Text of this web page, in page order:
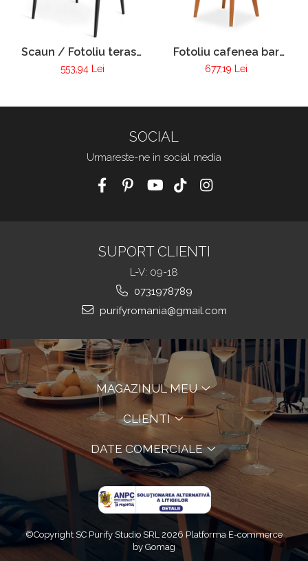
Scaun / Fotoliu terasa
VIctoria
553,94 Lei
Fotoliu cafenea bar
club tapitat cadru lemn
Pur 255
677,19 Lei
SOCIAL
Urmareste-ne in social media
SUPORT CLIENTI
L-V: 09-18
0731978789
purifyromania@gmail.com
MAGAZINUL MEU
CLIENTI
DATE COMERCIALE
©Copyright SC Purify Studio SRL 2026 Platforma E-commerce
by Gomag